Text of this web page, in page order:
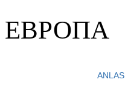
ЕВРОПА
ANLAS